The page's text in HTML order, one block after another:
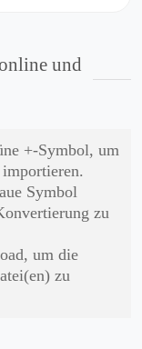
und
+-Symbol, um
Symbol
zu
um die
zu